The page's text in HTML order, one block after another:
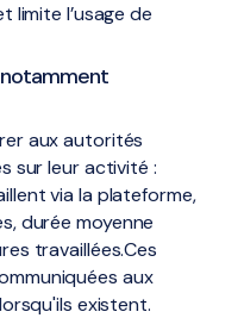
limite l’usage de
aux autorités
sur leur activité :
via la plateforme,
durée moyenne
travaillées.Ces
aux
existent.